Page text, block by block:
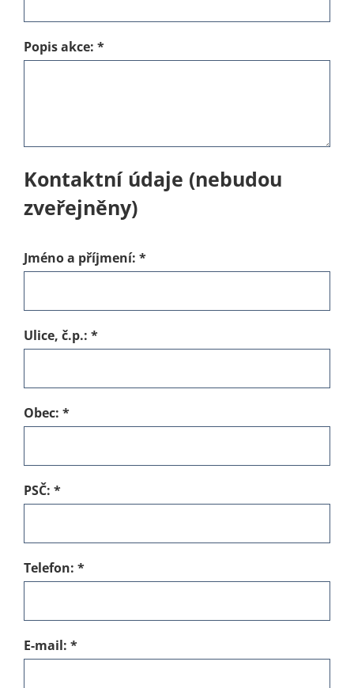
Popis akce: *
Kontaktní údaje (nebudou
zveřejněny)
Jméno a příjmení: *
Ulice, č.p.: *
Obec: *
PSČ: *
Telefon: *
E-mail: *